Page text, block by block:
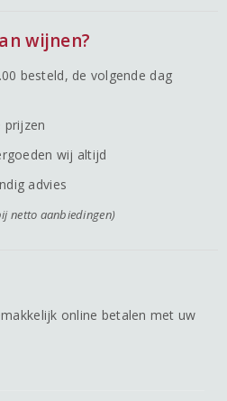
wijnen?
besteld, de volgende dag
prijzen
wij altijd
advies
netto aanbiedingen)
online betalen met uw